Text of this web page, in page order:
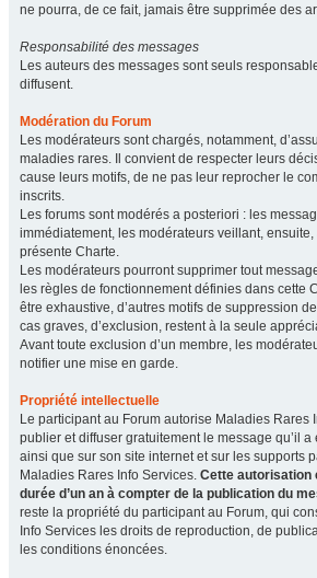
ne pourra, de ce fait, jamais être supprimée des
Responsabilité des messages
Les auteurs des messages sont seuls
diffusent.
Modération du Forum
Les modérateurs sont chargés, notamment,
maladies rares. Il convient de respecter leurs
cause leurs motifs, de ne pas leur reprocher le
inscrits.
Les forums sont modérés a posteriori : les
immédiatement, les modérateurs veillant,
présente Charte.
Les modérateurs pourront supprimer tout
les règles de fonctionnement définies dans cette
être exhaustive, d’autres motifs de suppression
cas graves, d’exclusion, restent à la seule
Avant toute exclusion d’un membre, les
notifier une mise en garde.
Propriété intellectuelle
Le participant au Forum autorise Maladies Rares
publier et diffuser gratuitement le message qu’il a
ainsi que sur son site internet et sur les supports
Maladies Rares Info Services. Cette autorisation
durée d’un an à compter de la publication du
reste la propriété du participant au Forum, qui
Info Services les droits de reproduction, de
les conditions énoncées.